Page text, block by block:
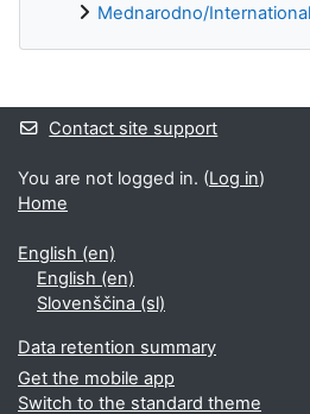
Mednarodno/International
Supplementary blocks
Contact site support
You are not logged in. (Log in)
Home
English ‎(en)‎
English ‎(en)‎
Slovenščina ‎(sl)‎
Data retention summary
Get the mobile app
Switch to the standard theme